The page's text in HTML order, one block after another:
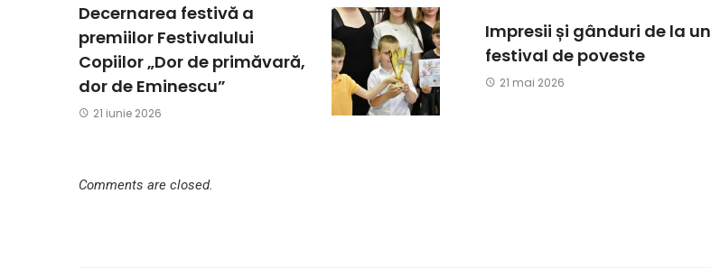
Decernarea festivă a
premiilor Festivalului
Copiilor „Dor de primăvară,
dor de Eminescu”
21 iunie 2026
Impresii și gânduri de la un
festival de poveste
21 mai 2026
Comments are closed.